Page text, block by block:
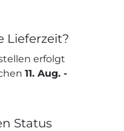
Lieferzeit?
erfolgt
11. Aug. -
Status